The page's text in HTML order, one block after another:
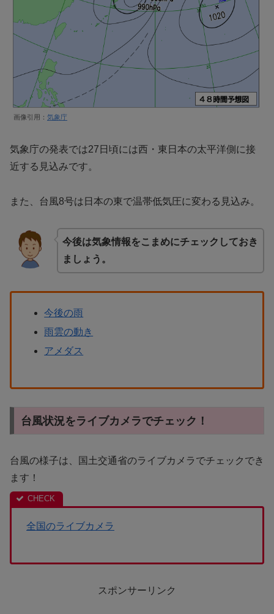
画像引用： 気象庁
気象庁の発表では27日頃には西・東日本の太平洋側に接
近する見込みです。
また、台風8号は日本の東で温帯低気圧に変わる見込み。
今後は気象情報をこまめにチェックしておき
ましょう。
今後の雨
雨雲の動き
アメダス
台風状況をライブカメラでチェック！
台風の様子は、国土交通省のライブカメラでチェックでき
ます！
全国のライブカメラ
スポンサーリンク